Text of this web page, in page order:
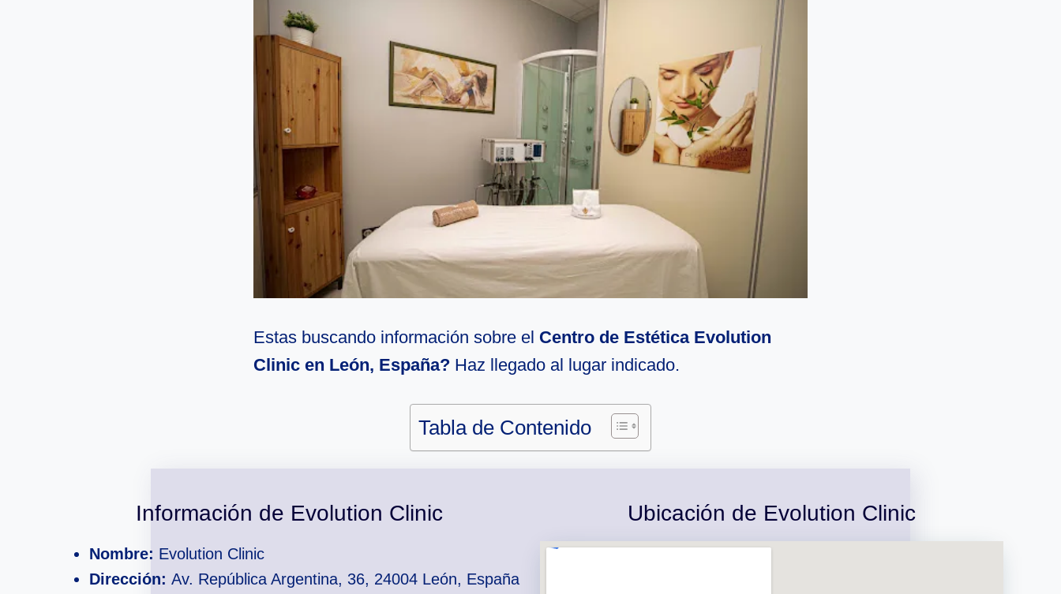
Estas buscando información sobre el Centro de Estética Evolution
Clinic en León, España? Haz llegado al lugar indicado.
Tabla de Contenido
Información de Evolution Clinic
Nombre: Evolution Clinic
Dirección: Av. República Argentina, 36, 24004 León, España
Ubicación de Evolution Clinic